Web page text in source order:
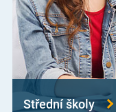
Střední školy